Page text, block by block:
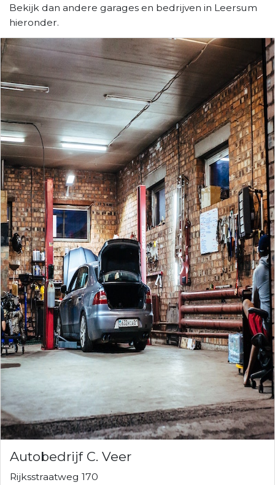
Bekijk dan andere garages en bedrijven in Leersum
hieronder.
Autobedrijf C. Veer
Rijksstraatweg 170